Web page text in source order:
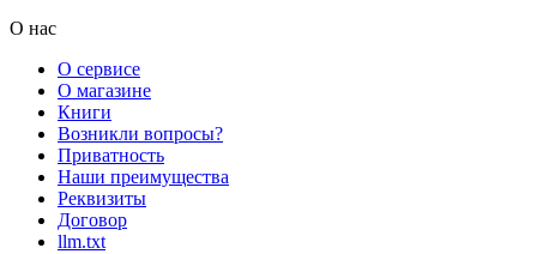
О нас
О сервисе
О магазине
Книги
Возникли вопросы?
Приватность
Наши преимущества
Реквизиты
Договор
llm.txt